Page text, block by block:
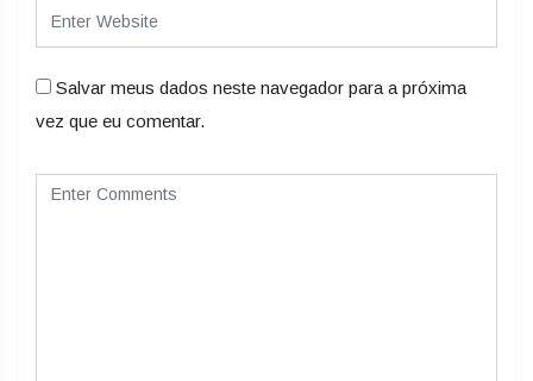
Salvar meus dados neste navegador para a próxima
vez que eu comentar.